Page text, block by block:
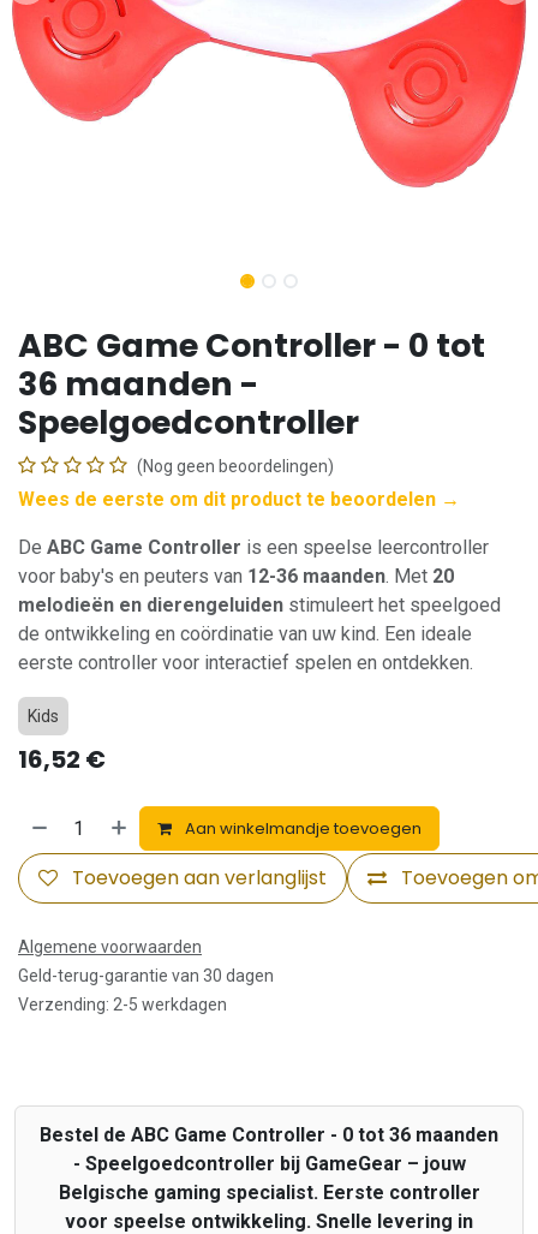
ABC Game Controller - 0 tot
36 maanden -
Speelgoedcontroller
(Nog geen beoordelingen)
Wees de eerste om dit product te beoordelen →
De ABC Game Controller is een speelse leercontroller
voor baby's en peuters van 12-36 maanden. Met 20
melodieën en dierengeluiden stimuleert het speelgoed
de ontwikkeling en coördinatie van uw kind. Een ideale
eerste controller voor interactief spelen en ontdekken.
Kids
16,52 €
Aan winkelmandje toevoegen
Toevoegen
Toevoegen aan verlanglijst
Algemene voorwaarden
Geld-terug-garantie van 30 dagen
Verzending: 2-5 werkdagen
Bestel de ABC Game Controller - 0 tot 36 maanden
- Speelgoedcontroller bij GameGear – jouw
Belgische gaming specialist. Eerste controller
voor speelse ontwikkeling. Snelle levering in